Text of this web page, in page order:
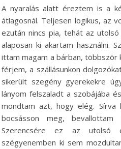
A nyaralás alatt éreztem is a
átlagosnál. Teljesen logikus, az
ezután nincs pia, tehát az
alaposan ki akartam használni.
ittam magam a bárban,
férjem, a szállásunkon
sikerült szegény gyerekekre
lányom felszaladt a szobájába
mondtam azt, hogy elég.
bocsásson meg,
Szerencsére ez az utolsó
szégyenemben ki sem